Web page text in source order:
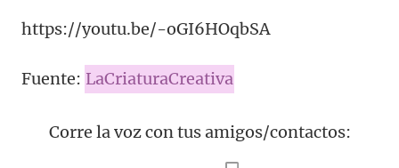
https://youtu.be/-oGI6HOqbSA
Fuente: LaCriaturaCreativa
Corre la voz con tus amigos/contactos: